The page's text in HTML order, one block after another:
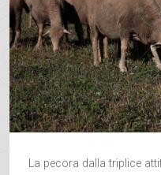
La pecora dalla triplice